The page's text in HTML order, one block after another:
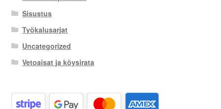
Sisustus
Työkalusarjat
Uncategorized
Vetoaisat ja köysirata